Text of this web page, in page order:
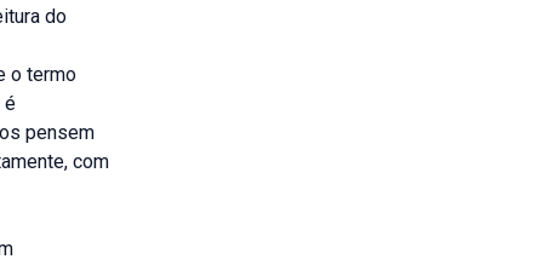
do
o termo
é
pensem
com